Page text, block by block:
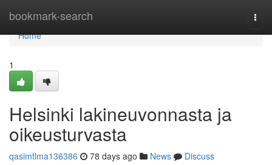
bookmark-search
Home
Home
1
Helsinki lakineuvonnasta ja
oikeusturvasta
qasimtlma136386 78 days ago News
Discuss